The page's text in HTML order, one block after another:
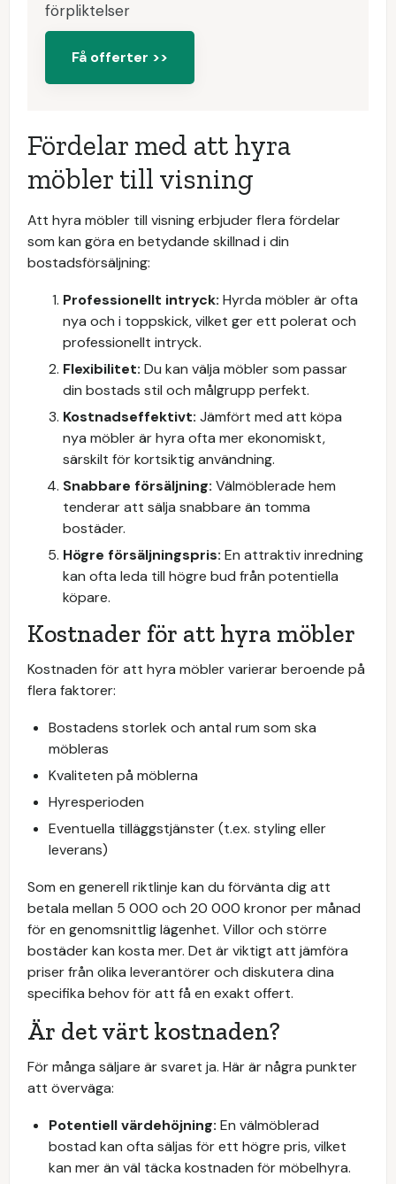
förpliktelser
Få offerter >>
Fördelar med att hyra
möbler till visning
Att hyra möbler till visning erbjuder flera fördelar
som kan göra en betydande skillnad i din
bostadsförsäljning:
Professionellt intryck: Hyrda möbler är ofta
nya och i toppskick, vilket ger ett polerat och
professionellt intryck.
Flexibilitet: Du kan välja möbler som passar
din bostads stil och målgrupp perfekt.
Kostnadseffektivt: Jämfört med att köpa
nya möbler är hyra ofta mer ekonomiskt,
särskilt för kortsiktig användning.
Snabbare försäljning: Välmöblerade hem
tenderar att sälja snabbare än tomma
bostäder.
Högre försäljningspris: En attraktiv inredning
kan ofta leda till högre bud från potentiella
köpare.
Kostnader för att hyra möbler
Kostnaden för att hyra möbler varierar beroende på
flera faktorer:
Bostadens storlek och antal rum som ska
möbleras
Kvaliteten på möblerna
Hyresperioden
Eventuella tilläggstjänster (t.ex. styling eller
leverans)
Som en generell riktlinje kan du förvänta dig att
betala mellan 5 000 och 20 000 kronor per månad
för en genomsnittlig lägenhet. Villor och större
bostäder kan kosta mer. Det är viktigt att jämföra
priser från olika leverantörer och diskutera dina
specifika behov för att få en exakt offert.
Är det värt kostnaden?
För många säljare är svaret ja. Här är några punkter
att överväga:
Potentiell värdehöjning: En välmöblerad
bostad kan ofta säljas för ett högre pris, vilket
kan mer än väl täcka kostnaden för möbelhyra.